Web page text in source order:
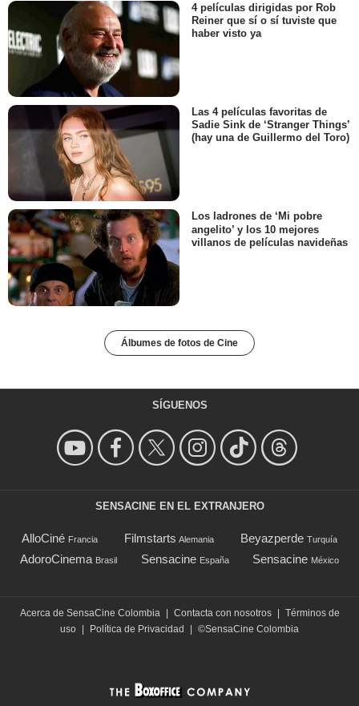
4 películas dirigidas por Rob
Reiner que sí o sí tuviste que
haber visto ya
Las 4 películas favoritas de
Sadie Sink de ‘Stranger Things’
(hay una de Guillermo del Toro)
Los ladrones de ‘Mi pobre
angelito’ y los 10 mejores
villanos de películas navideñas
Álbumes de fotos de Cine
SÍGUENOS
SENSACINE EN EL EXTRANJERO
AlloCiné Francia Filmstarts Alemania Beyazperde Turquía
AdoroCinema Brasil Sensacine España Sensacine México
Acerca de SensaCine Colombia | Contacta con nosotros | Términos de
uso | Política de Privacidad | ©SensaCine Colombia